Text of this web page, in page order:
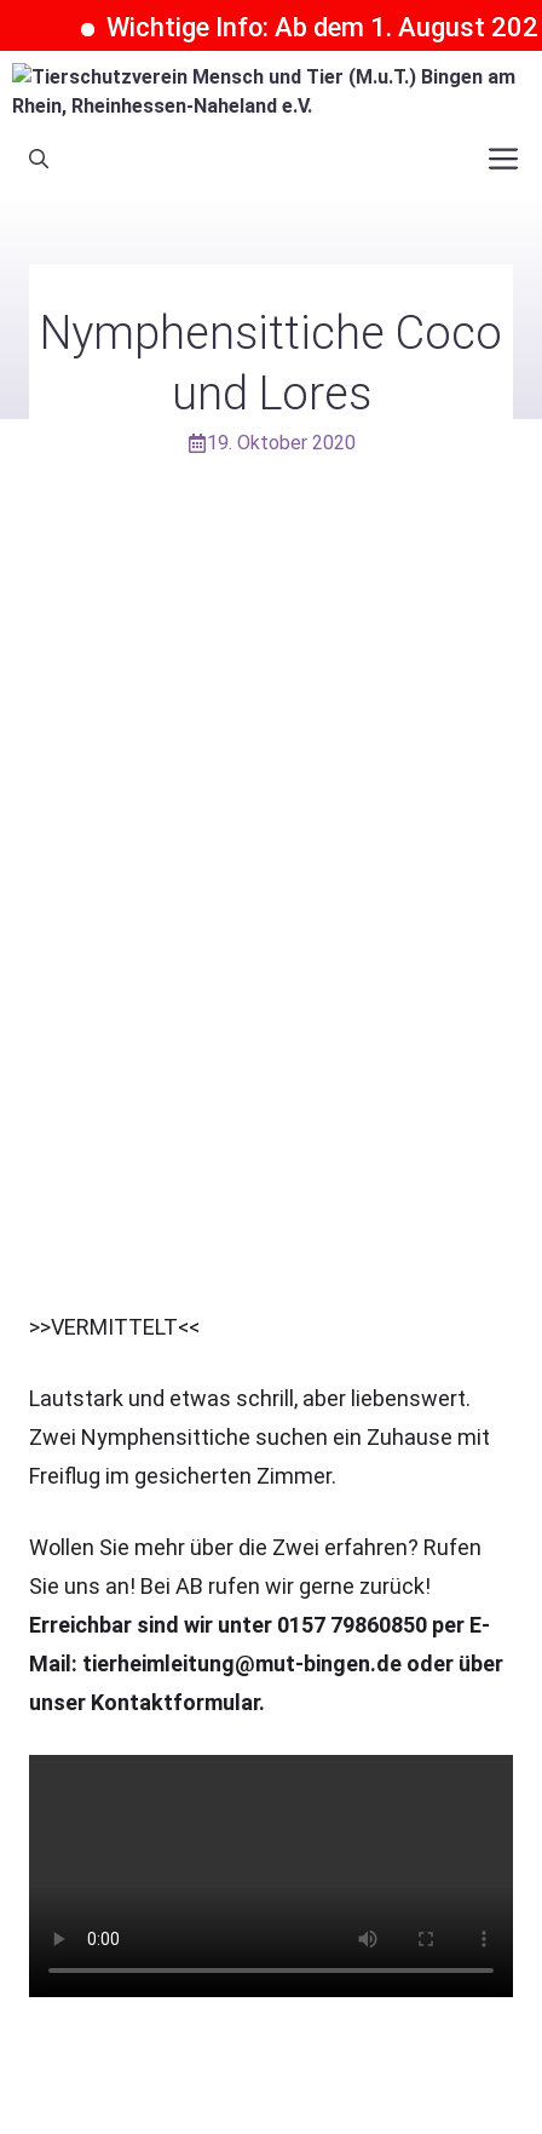
Wichtige Info: Ab dem 1. August
Zum
Inhalt
springen
Nymphensittiche Coco
und Lores
19. Oktober 2020
>>VERMITTELT<<
Lautstark und etwas schrill, aber liebenswert.
Zwei Nymphensittiche suchen ein Zuhause mit
Freiflug im gesicherten Zimmer.
Wollen Sie mehr über die Zwei erfahren? Rufen
Sie uns an! Bei AB rufen wir gerne zurück!
Erreichbar sind wir unter 0157 79860850 per E-
Mail: tierheimleitung@mut-bingen.de oder über
unser Kontaktformular.